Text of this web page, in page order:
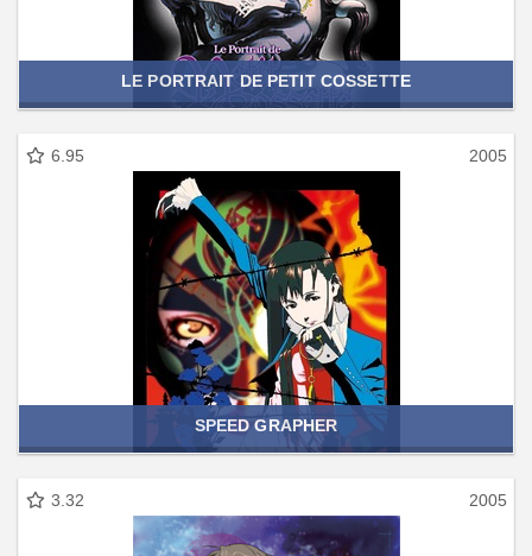
LE PORTRAIT DE PETIT COSSETTE
6.95 2005
SPEED GRAPHER
3.32 2005